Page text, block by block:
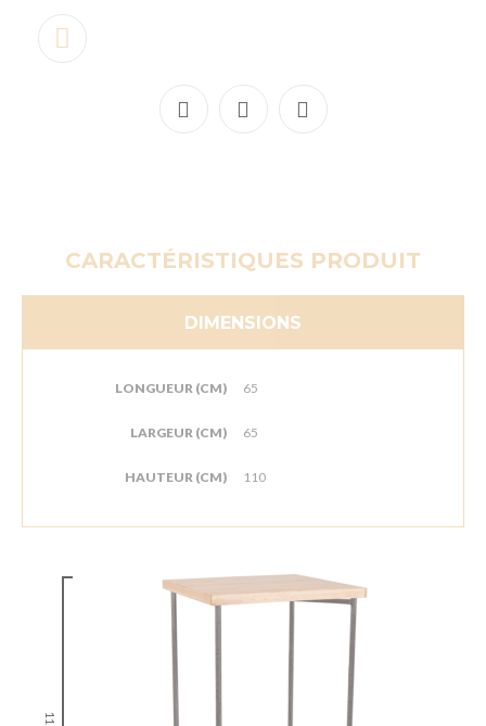
CARACTÉRISTIQUES PRODUIT
DIMENSIONS
LONGUEUR (CM) 65
LARGEUR (CM) 65
HAUTEUR (CM) 110